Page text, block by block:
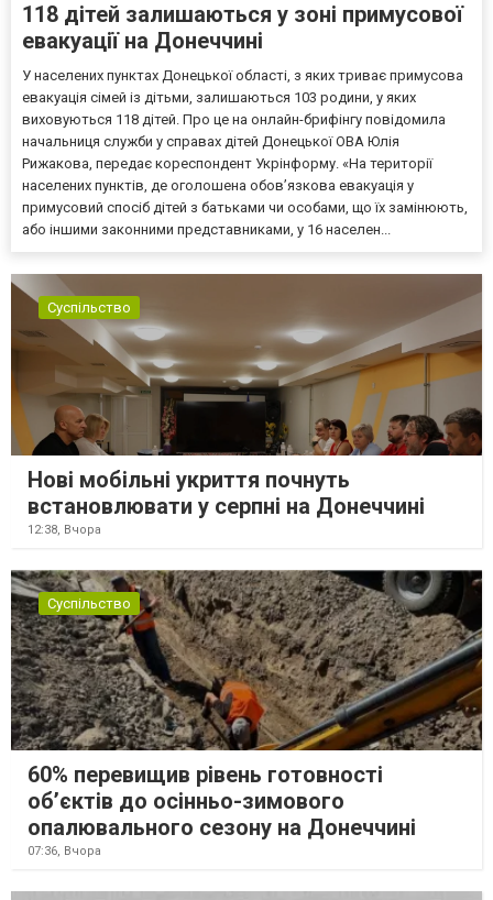
118 дітей залишаються у зоні примусової
евакуації на Донеччині
У населених пунктах Донецької області, з яких триває примусова
евакуація сімей із дітьми, залишаються 103 родини, у яких
виховуються 118 дітей. Про це на онлайн-брифінгу повідомила
начальниця служби у справах дітей Донецької ОВА Юлія
Рижакова, передає кореспондент Укрінформу. «На території
населених пунктів, де оголошена обов’язкова евакуація у
примусовий спосіб дітей з батьками чи особами, що їх замінюють,
або іншими законними представниками, у 16 населен...
Суспільство
Нові мобільні укриття почнуть
встановлювати у серпні на Донеччині
12:38, Вчора
Суспільство
60% перевищив рівень готовності
об’єктів до осінньо-зимового
опалювального сезону на Донеччині
07:36, Вчора